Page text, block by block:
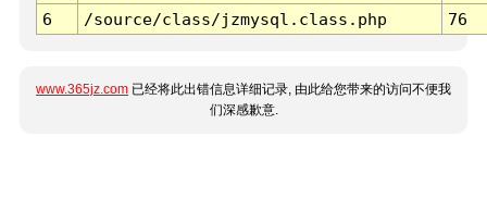
6
/source/class/jzmysql.class.php 76
www.365jz.com 已经将此出错信息详细记录, 由此给您带来的访问不便我
们深感歉意.